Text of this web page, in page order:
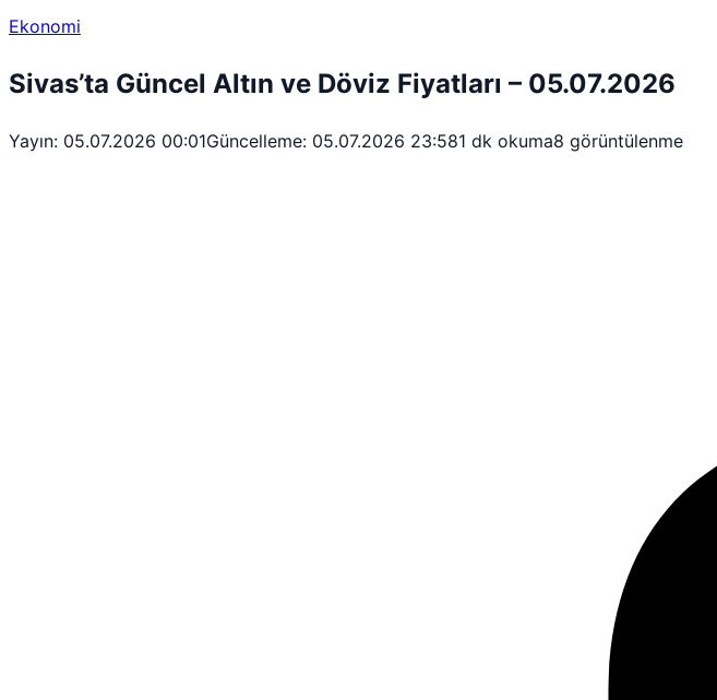
Ekonomi
Sivas’ta Güncel Altın ve Döviz Fiyatları – 05.07.2026
Yayın: 05.07.2026 00:01Güncelleme: 05.07.2026 23:581 dk okuma8 görüntülenme